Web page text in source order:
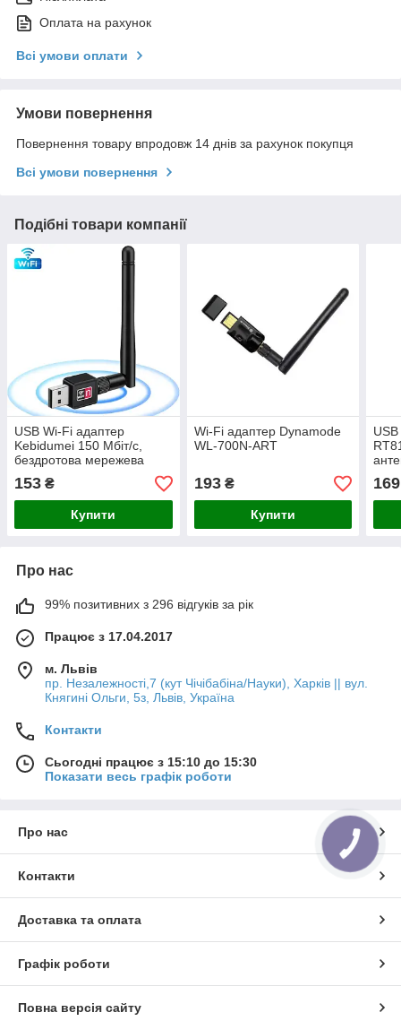
Оплата на рахунок
Всі умови оплати
Умови повернення
Повернення товару впродовж 14 днів за рахунок покупця
Всі умови повернення
Подібні товари компанії
USB Wi-Fi адаптер
Kebidumei 150 Мбіт/с,
бездротова мережева
карта 802.11b/n/g/ac 2,4
ГГц, зовнішня антена
153 ₴
Купити
Wi-Fi адаптер Dynamode
WL-700N-ART
193₴
Купити
ГГц
169
Про нас
99% позитивних з 296 відгуків за рік
Працює з 17.04.2017
м. Львів
пр. Незалежності,7 (кут Чічібабіна/Науки), Харків || вул.
Княгині Ольги, 5з, Львів, Україна
Контакти
Сьогодні працює з 15:10 до 15:30
Показати весь графік роботи
Про нас
Контакти
Доставка та оплата
Графік роботи
Повна версія сайту
КНОПКА
ЗВ'ЯЗКУ